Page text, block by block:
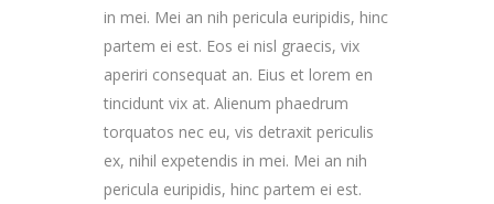
in mei. Mei an nih pericula euripidis, hinc
partem ei est. Eos ei nisl graecis, vix
aperiri consequat an. Eius et lorem en
tincidunt vix at. Alienum phaedrum
torquatos nec eu, vis detraxit periculis
ex, nihil expetendis in mei. Mei an nih
pericula euripidis, hinc partem ei est.